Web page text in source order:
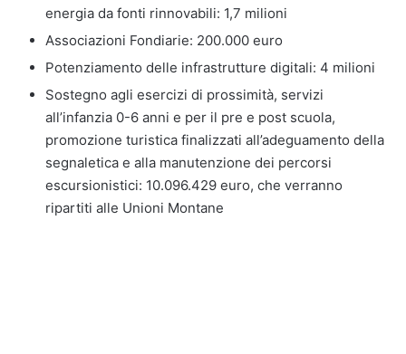
energia da fonti rinnovabili: 1,7 milioni
Associazioni Fondiarie: 200.000 euro
Potenziamento delle infrastrutture digitali: 4 milioni
Sostegno agli esercizi di prossimità, servizi
all’infanzia 0-6 anni e per il pre e post scuola,
promozione turistica finalizzati all’adeguamento della
segnaletica e alla manutenzione dei percorsi
escursionistici: 10.096.429 euro, che verranno
ripartiti alle Unioni Montane